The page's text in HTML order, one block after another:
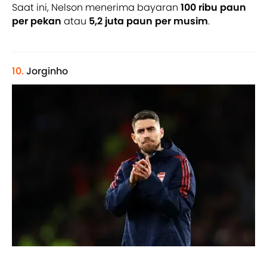
Saat ini, Nelson menerima bayaran 100 ribu paun
per pekan atau 5,2 juta paun per musim.
10. Jorginho